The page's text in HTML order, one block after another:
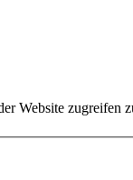
Website zugreifen